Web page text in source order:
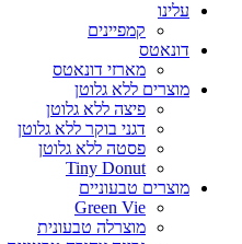
עלינו
קמפיינים
דונאטס
מארזי דונאטס
מוצרים ללא גלוטן
פיצה ללא גלוטן
דגני בוקר ללא גלוטן
פסטה ללא גלוטן
Tiny Donut
מוצרים טבעוניים
Green Vie
מוצרלה טבעונית